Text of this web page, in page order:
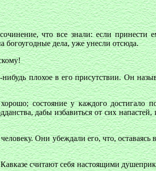
что все знали: если принести
богоугодные дела, уже унесли отсюда.
плохое в его присутствии. Он
состояние у каждого достигало
дабы избавиться от сих
Они убеждали его, что, оставаясь
считают себя настоящими